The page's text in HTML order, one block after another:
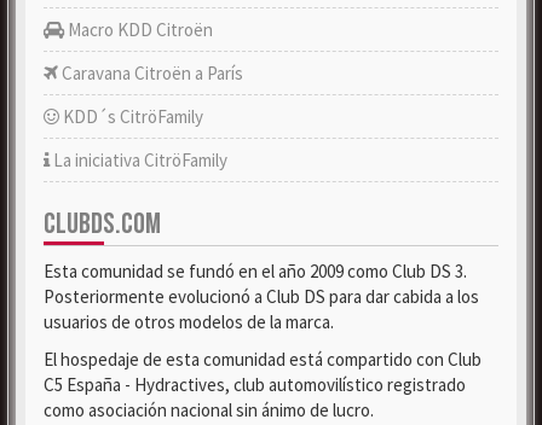
Macro KDD Citroën
Caravana Citroën a París
KDD´s CitröFamily
La iniciativa CitröFamily
CLUBDS.COM
Esta comunidad se fundó en el año 2009 como Club DS 3.
Posteriormente evolucionó a Club DS para dar cabida a los
usuarios de otros modelos de la marca.
El hospedaje de esta comunidad está compartido con Club
C5 España - Hydractives, club automovilístico registrado
como asociación nacional sin ánimo de lucro.